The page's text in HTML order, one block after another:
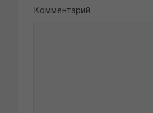
Комментарий